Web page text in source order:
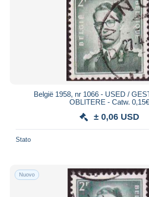
België 1958, nr 1066 - USED /
OBLITERE - Catw. 0,15€
± 0,06 USD
Stato
Nuovo